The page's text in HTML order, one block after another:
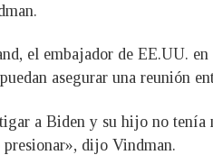
el embajador de EE.UU.
asegurar una reunión
a Biden y su hijo no tenía
dijo Vindman.